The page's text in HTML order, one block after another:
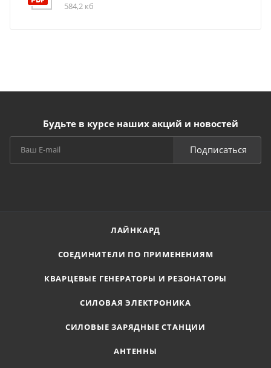
584,2 кб
Будьте в курсе наших акций и новостей
Подписаться
ЛАЙНКАРД
СОЕДИНИТЕЛИ ПО ПРИМЕНЕНИЯМ
КВАРЦЕВЫЕ ГЕНЕРАТОРЫ И РЕЗОНАТОРЫ
СИЛОВАЯ ЭЛЕКТРОНИКА
СИЛОВЫЕ ЗАРЯДНЫЕ СТАНЦИИ
АНТЕННЫ